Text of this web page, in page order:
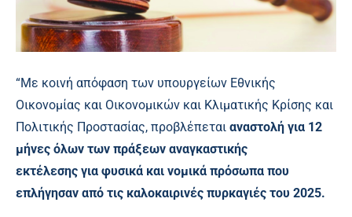
“Με κοινή απόφαση των υπουργείων Εθνικής
Οικονομίας και Οικονομικών και Κλιματικής Κρίσης και
Πολιτικής Προστασίας, προβλέπεται αναστολή για 12
μήνες όλων των πράξεων αναγκαστικής
εκτέλεσης για φυσικά και νομικά πρόσωπα που
επλήγησαν από τις καλοκαιρινές πυρκαγιές του 2025.